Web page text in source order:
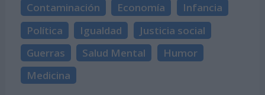
Contaminación
Economía
Infancia
Política
Igualdad
Justicia social
Guerras
Salud Mental
Humor
Medicina